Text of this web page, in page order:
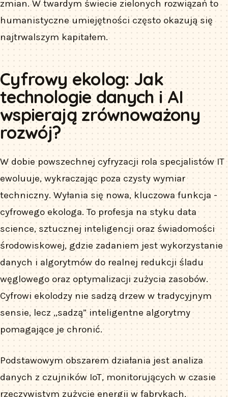
zmian. W twardym świecie zielonych rozwiązań to
humanistyczne umiejętności często okazują się
najtrwalszym kapitałem.
Cyfrowy ekolog: Jak
technologie danych i AI
wspierają zrównoważony
rozwój?
W dobie powszechnej cyfryzacji rola specjalistów IT
ewoluuje, wykraczając poza czysty wymiar
techniczny. Wyłania się nowa, kluczowa funkcja -
cyfrowego ekologa. To profesja na styku data
science, sztucznej inteligencji oraz świadomości
środowiskowej, gdzie zadaniem jest wykorzystanie
danych i algorytmów do realnej redukcji śladu
węglowego oraz optymalizacji zużycia zasobów.
Cyfrowi ekolodzy nie sadzą drzew w tradycyjnym
sensie, lecz „sadzą” inteligentne algorytmy
pomagające je chronić.
Podstawowym obszarem działania jest analiza
danych z czujników IoT, monitorujących w czasie
rzeczywistym zużycie energii w fabrykach,